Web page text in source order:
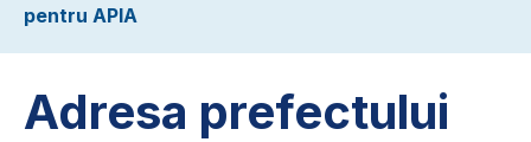
pentru APIA
Adresa prefectului